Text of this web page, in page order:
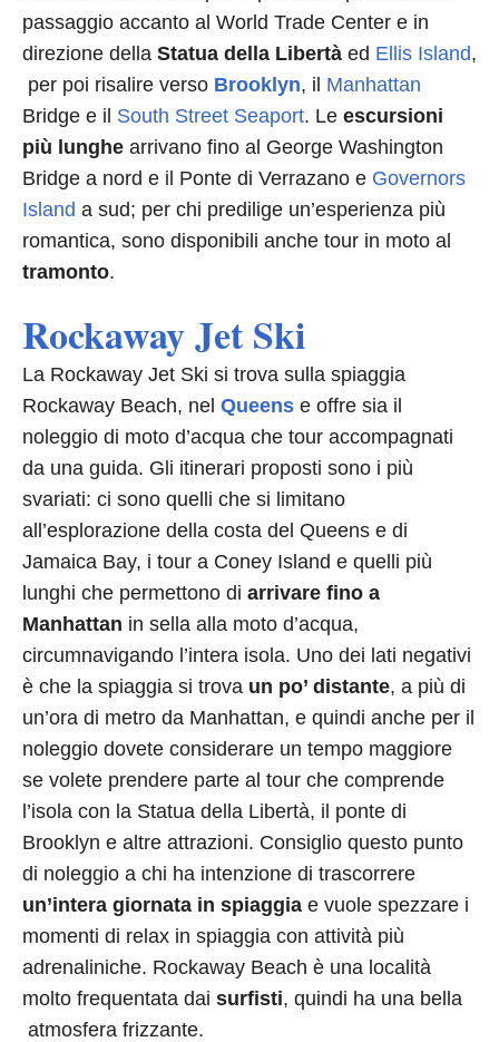
passaggio accanto al World Trade Center e in
direzione della Statua della Libertà ed Ellis Island,
per poi risalire verso Brooklyn, il Manhattan
Bridge e il South Street Seaport. Le escursioni
più lunghe arrivano fino al George Washington
Bridge a nord e il Ponte di Verrazano e Governors
Island a sud; per chi predilige un’esperienza più
romantica, sono disponibili anche tour in moto al
tramonto.
Rockaway Jet Ski
La Rockaway Jet Ski si trova sulla spiaggia
Rockaway Beach, nel Queens e offre sia il
noleggio di moto d’acqua che tour accompagnati
da una guida. Gli itinerari proposti sono i più
svariati: ci sono quelli che si limitano
all’esplorazione della costa del Queens e di
Jamaica Bay, i tour a Coney Island e quelli più
lunghi che permettono di arrivare fino a
Manhattan in sella alla moto d’acqua,
circumnavigando l’intera isola. Uno dei lati negativi
è che la spiaggia si trova un po’ distante, a più di
un’ora di metro da Manhattan, e quindi anche per il
noleggio dovete considerare un tempo maggiore
se volete prendere parte al tour che comprende
l’isola con la Statua della Libertà, il ponte di
Brooklyn e altre attrazioni. Consiglio questo punto
di noleggio a chi ha intenzione di trascorrere
un’intera giornata in spiaggia e vuole spezzare i
momenti di relax in spiaggia con attività più
adrenaliniche. Rockaway Beach è una località
molto frequentata dai surfisti, quindi ha una bella
atmosfera frizzante.